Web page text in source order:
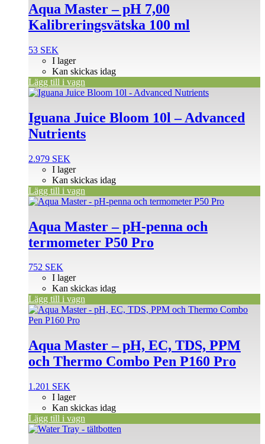
Aqua Master – pH 7,00
Kalibreringsvätska 100 ml
53 SEK
I lager
Kan skickas idag
Lägg till i vagn
Iguana Juice Bloom 10l – Advanced
Nutrients
2.979 SEK
I lager
Kan skickas idag
Lägg till i vagn
Aqua Master – pH-penna och
termometer P50 Pro
752 SEK
I lager
Kan skickas idag
Lägg till i vagn
Aqua Master – pH, EC, TDS, PPM
och Thermo Combo Pen P160 Pro
1.201 SEK
I lager
Kan skickas idag
Lägg till i vagn
Den